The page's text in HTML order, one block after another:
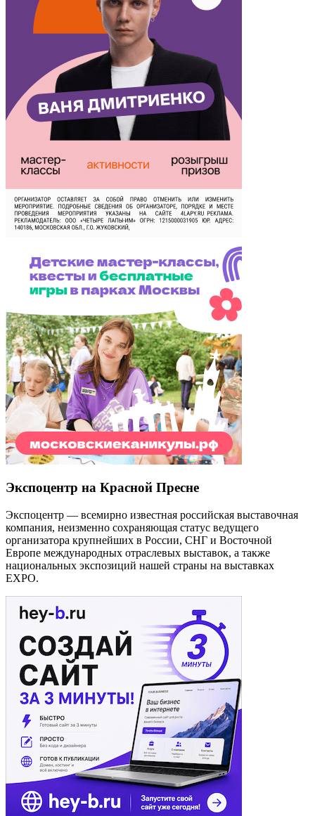
Экспоцентр на Красной Пресне
Экспоцентр — всемирно известная российская выставочная
компания, неизменно сохраняющая статус ведущего
организатора крупнейших в России, СНГ и Восточной
Европе международных отраслевых выставок, а также
национальных экспозиций нашей страны на выставках
EXPO.